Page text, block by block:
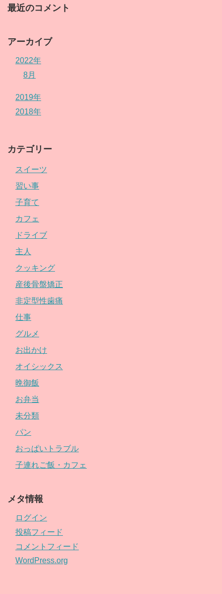
最近のコメント
アーカイブ
2022年
8月
2019年
2018年
カテゴリー
スイーツ
習い事
子育て
カフェ
ドライブ
主人
クッキング
産後骨盤矯正
非定型性歯痛
仕事
グルメ
お出かけ
オイシックス
晩御飯
お弁当
未分類
パン
おっぱいトラブル
子連れご飯・カフェ
メタ情報
ログイン
投稿フィード
コメントフィード
WordPress.org